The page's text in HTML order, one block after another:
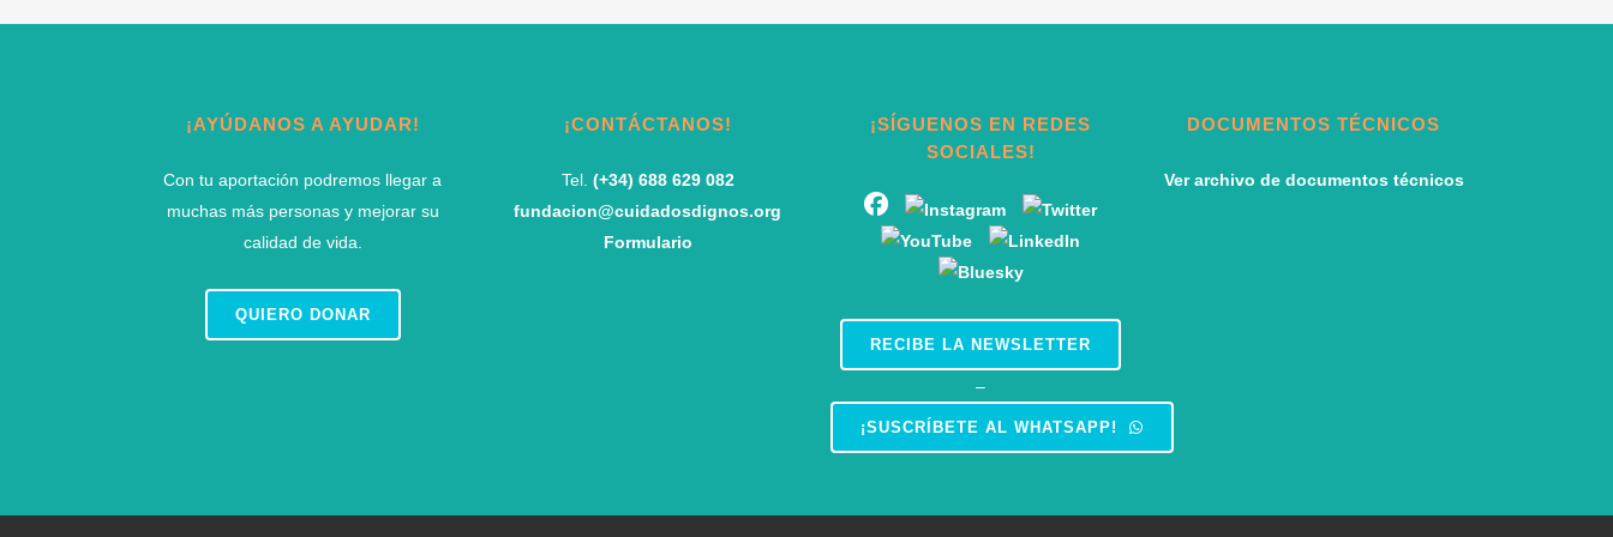
¡AYÚDANOS A AYUDAR!
Con tu aportación podremos llegar a
muchas más personas y mejorar su
calidad de vida.
QUIERO DONAR
¡CONTÁCTANOS!
Tel. (+34) 688 629 082
fundacion@cuidadosdignos.org
Formulario
¡SÍGUENOS EN REDES
SOCIALES!
RECIBE LA NEWSLETTER
–
¡SUSCRÍBETE AL WHATSAPP!
DOCUMENTOS TÉCNICOS
Ver archivo de documentos técnicos